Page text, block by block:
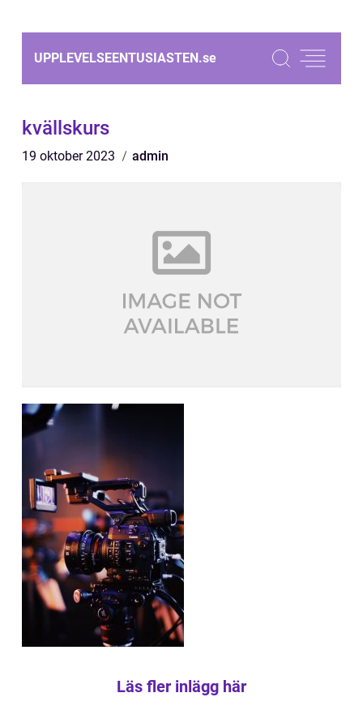
UPPLEVELSEENTUSIASTEN.se
kvällskurs
19 oktober 2023 admin
Läs fler inlägg här